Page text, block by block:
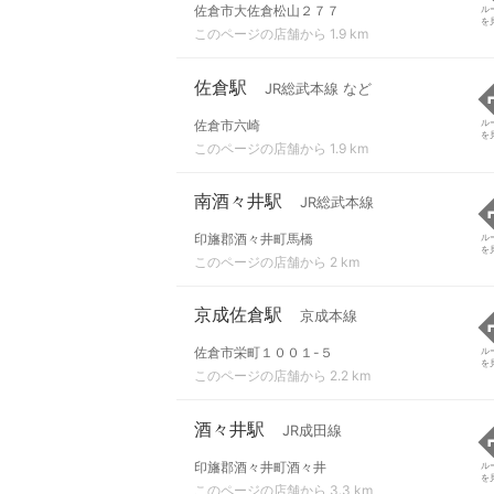
佐倉市大佐倉松山２７７
このページの店舗から 1.9 km
ル
を
佐倉駅 JR総武本線 など
佐倉市六崎
このページの店舗から 1.9 km
ル
を
南酒々井駅 JR総武本線
印旛郡酒々井町馬橋
このページの店舗から 2 km
ル
を
京成佐倉駅 京成本線
佐倉市栄町１００１-５
このページの店舗から 2.2 km
ル
を
酒々井駅 JR成田線
印旛郡酒々井町酒々井
このページの店舗から 3.3 km
ル
を